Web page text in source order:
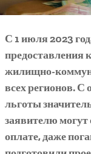
С 1 июля 2023
предоставления
жилищно-
всех регионов. С
льготы
заявителю могут
оплате, даже